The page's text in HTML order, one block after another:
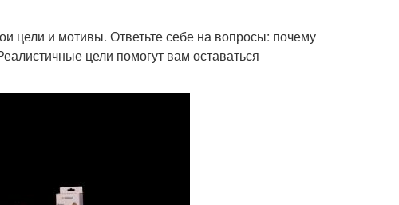
цели и мотивы. Ответьте себе на вопросы: почему
цели помогут вам оставаться